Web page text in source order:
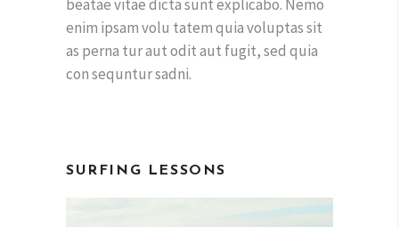
beatae vitae dicta sunt explicabo. Nemo
enim ipsam volu tatem quia voluptas sit
as perna tur aut odit aut fugit, sed quia
con sequntur sadni.
SURFING LESSONS